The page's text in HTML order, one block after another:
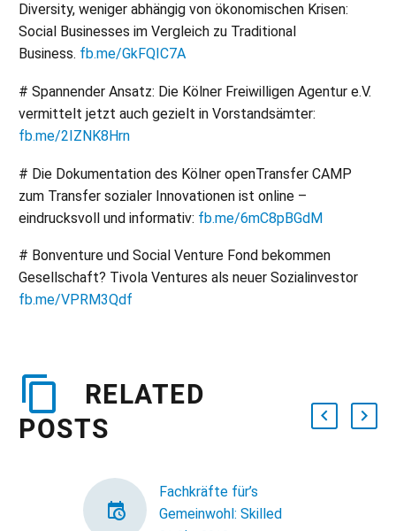
Diversity, weniger abhängig von ökonomischen Krisen:
Social Businesses im Vergleich zu Traditional
Business. fb.me/GkFQIC7A
# Spannender Ansatz: Die Kölner Freiwilligen Agentur e.V.
vermittelt jetzt auch gezielt in Vorstandsämter:
fb.me/2IZNK8Hrn
# Die Dokumentation des Kölner openTransfer CAMP
zum Transfer sozialer Innovationen ist online –
eindrucksvoll und informativ: fb.me/6mC8pBGdM
# Bonventure und Social Venture Fond bekommen
Gesellschaft? Tivola Ventures als neuer Sozialinvestor
fb.me/VPRM3Qdf
RELATED
POSTS
Fachkräfte für’s
Gemeinwohl: Skilled